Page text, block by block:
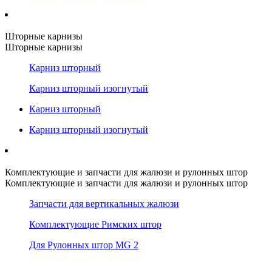
Шторные карнизы
Шторные карнизы
Карниз шторный
Карниз шторный изогнутый
Карниз шторный
Карниз шторный изогнутый
Комплектующие и запчасти для жалюзи и рулонных штор
Комплектующие и запчасти для жалюзи и рулонных штор
Запчасти для вертикальных жалюзи
Комплектующие Римских штор
Для Рулонных штор MG 2